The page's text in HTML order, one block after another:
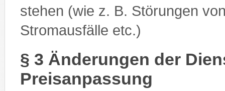
stehen (wie z. B. Störungen
Stromausfälle etc.)
§ 3 Änderungen der
Preisanpassung